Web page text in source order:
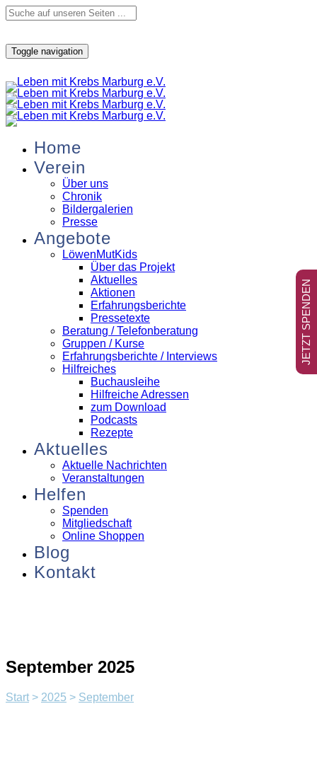
Toggle navigation
Home
Verein
Über uns
Chronik
Bildergalerien
Presse
Angebote
LöwenMutKids
Über das Projekt
Aktuelles
Aktionen
Erfahrungsberichte
Pressetexte
Beratung / Telefonberatung
Gruppen / Kurse
Erfahrungsberichte / Interviews
Hilfreiches
Buchausleihe
Hilfreiche Adressen
zum Download
Podcasts
Rezepte
Aktuelles
Aktuelle Nachrichten
Veranstaltungen
Helfen
Spenden
Mitgliedschaft
Online Shoppen
Blog
Kontakt
September 2025
Start > 2025 > September
JETZT SPENDEN